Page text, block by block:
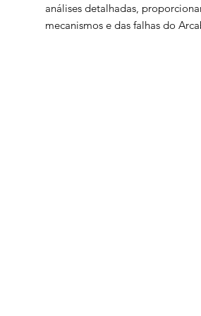
análises detalhadas,
mecanismos e das falhas do